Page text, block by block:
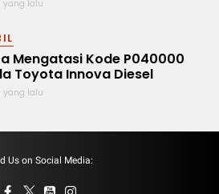
yang lalu
Mengatasi Kode P040000
Toyota Innova Diesel
yang lalu
Us on Social Media: